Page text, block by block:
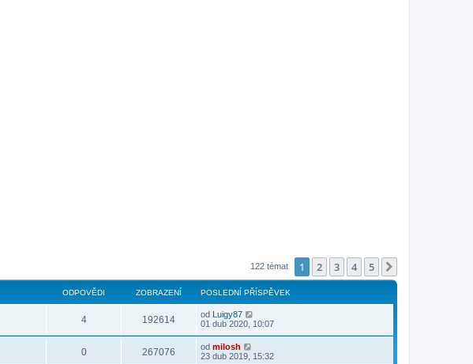
122 témat 1 2 3 4 5
ODPOVĚDI ZOBRAZENÍ POSLEDNÍ PŘÍSPĚVEK
4 192614 od Luigy87
01 dub 2020, 10:07
0 267076 od milosh
23 dub 2019, 15:32